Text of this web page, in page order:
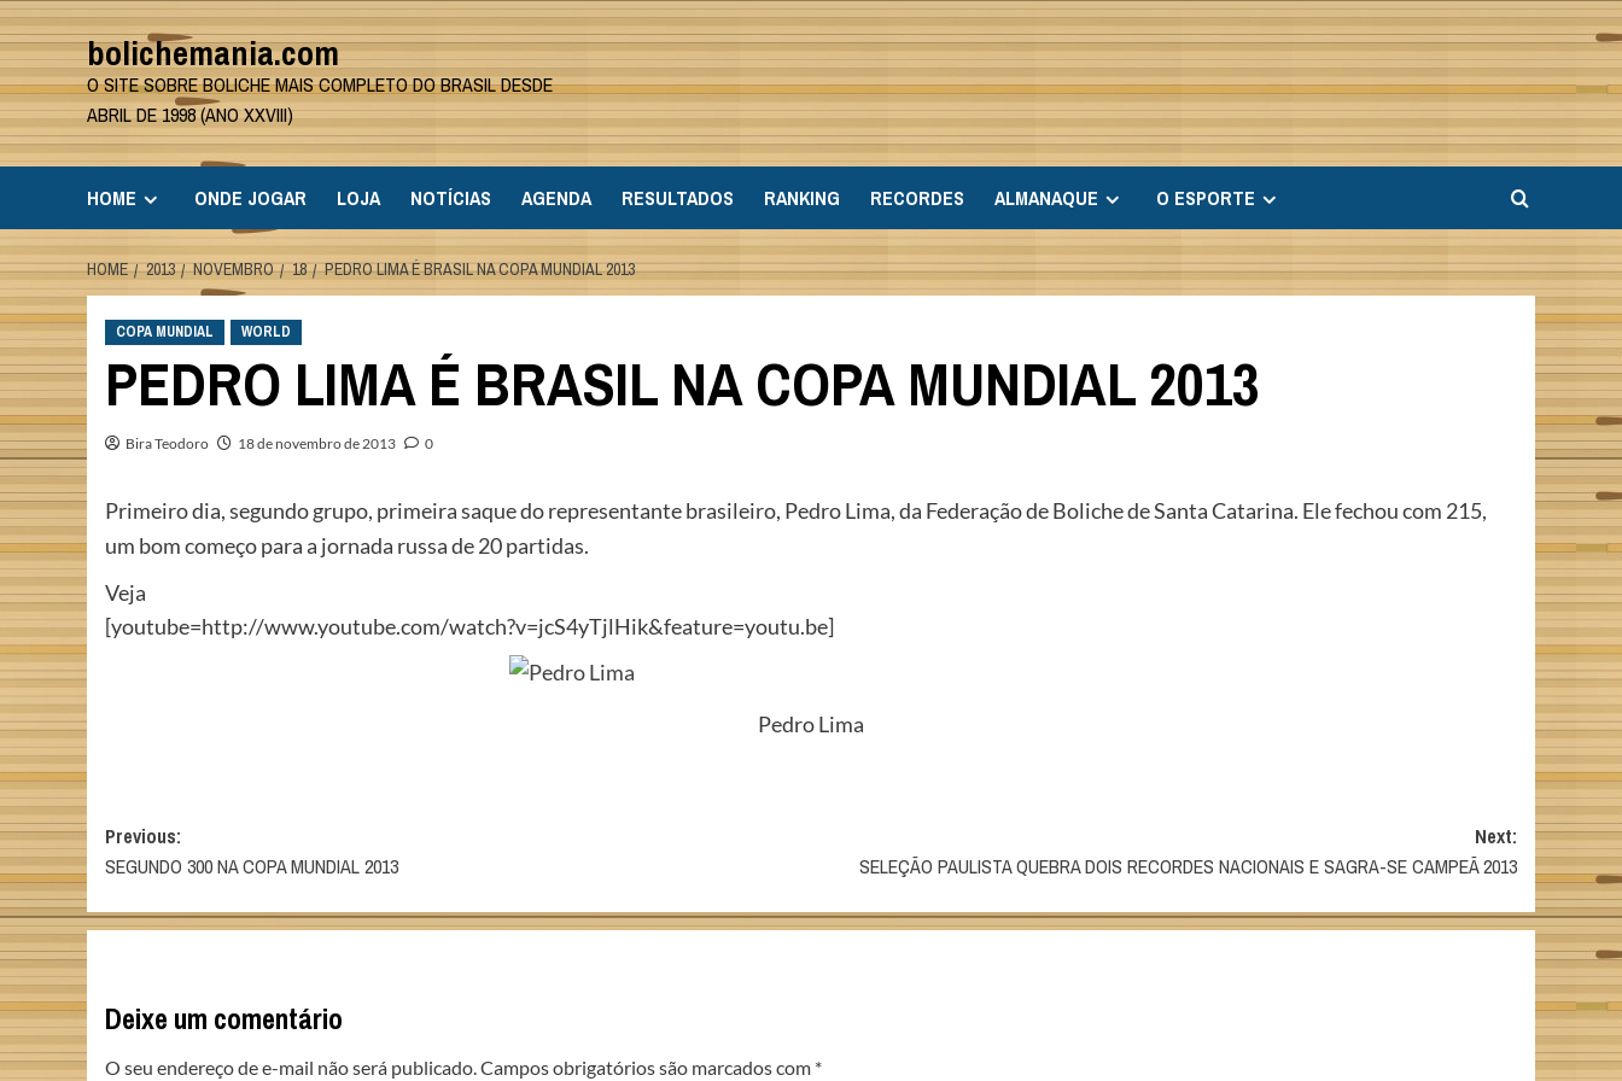
Skip
to
content
bolichemania.com
O SITE SOBRE BOLICHE MAIS COMPLETO DO BRASIL DESDE
ABRIL DE 1998 (ANO XXVIII)
HOME ONDE JOGAR LOJA NOTÍCIAS AGENDA RESULTADOS RANKING RECORDES ALMANAQUE O ESPORTE
HOME 2013 NOVEMBRO 18 PEDRO LIMA É BRASIL NA COPA MUNDIAL 2013
COPA MUNDIAL WORLD
PEDRO LIMA É BRASIL NA COPA MUNDIAL 2013
Bira Teodoro 18 de novembro de 2013 0
Primeiro dia, segundo grupo, primeira saque do representante brasileiro, Pedro Lima, da Federação de Boliche de Santa Catarina. Ele fechou com 215,
um bom começo para a jornada russa de 20 partidas.
Veja
[youtube=http://www.youtube.com/watch?v=jcS4yTjlHik&feature=youtu.be]
Pedro Lima
Post
navigation
Previous:
SEGUNDO 300 NA COPA MUNDIAL 2013
Next:
SELEÇÃO PAULISTA QUEBRA DOIS RECORDES NACIONAIS E SAGRA-SE CAMPEÃ 2013
Deixe um comentário
O seu endereço de e-mail não será publicado. Campos obrigatórios são marcados com *